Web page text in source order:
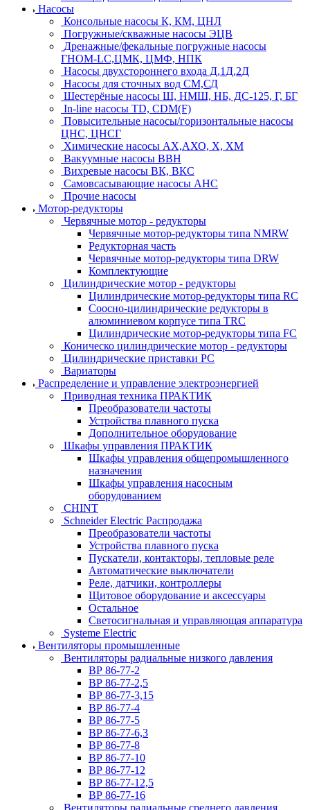
Насосы
Консольные насосы К, КМ, ЦНЛ
Погружные/скважные насосы ЭЦВ
Дренажные/фекальные погружные насосы
ГНОМ-LC,ЦМК, ЦМФ, НПК
Насосы двухстороннего входа Д,1Д,2Д
Насосы для сточных вод СМ,СД
Шестерёные насосы Ш, НМШ, НБ, ДС-125, Г, БГ
In-line насосы TD, CDM(F)
Повысительные насосы/горизонтальные насосы
ЦНС, ЦНСГ
Химические насосы АХ,АХО, Х, ХМ
Вакуумные насосы ВВН
Вихревые насосы ВК, ВКС
Самовсасывающие насосы АНС
Прочие насосы
Мотор-редукторы
Червячные мотор - редукторы
Червячные мотор-редукторы типа NMRW
Редукторная часть
Червячные мотор-редукторы типа DRW
Комплектующие
Цилиндрические мотор - редукторы
Цилиндрические мотор-редукторы типа RC
Соосно-цилиндрические редукторы в
алюминиевом корпусе типа TRC
Цилиндрические мотор-редукторы типа FC
Коническо цилиндрические мотор - редукторы
Цилиндрические приставки PC
Вариаторы
Распределение и управление электроэнергией
Приводная техника ПРАКТИК
Преобразователи частоты
Устройства плавного пуска
Дополнительное оборудование
Шкафы управления ПРАКТИК
Шкафы управления общепромышленного
назначения
Шкафы управления насосным
оборудованием
CHINT
Schneider Electric Распродажа
Преобразователи частоты
Устройства плавного пуска
Пускатели, контакторы, тепловые реле
Автоматические выключатели
Реле, датчики, контроллеры
Щитовое оборудование и аксессуары
Остальное
Светосигнальная и управляющая аппаратура
Systeme Electric
Вентиляторы промышленные
Вентиляторы радиальные низкого давления
ВР 86-77-2
ВР 86-77-2,5
ВР 86-77-3,15
ВР 86-77-4
ВР 86-77-5
ВР 86-77-6,3
ВР 86-77-8
ВР 86-77-10
ВР 86-77-12
ВР 86-77-12,5
ВР 86-77-16
Вентиляторы радиальные среднего давления